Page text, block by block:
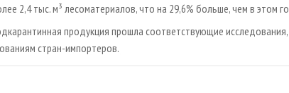
2,4 тыс. м³ лесоматериалов, что на 29,6% больше, чем в этом
продукция прошла соответствующие
стран-импортеров.